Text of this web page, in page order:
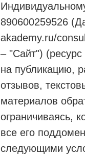
890600259526
akademy.ru/
– "Сайт")
на публикацию,
отзывов,
материалов
ограничиваясь,
все его
следующими